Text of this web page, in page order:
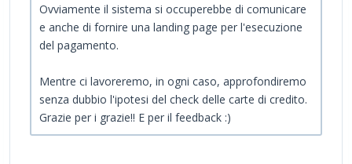
Ovviamente il sistema si occuperebbe di comunicare
e anche di fornire una landing page per l'esecuzione
del pagamento.
Mentre ci lavoreremo, in ogni caso, approfondiremo
senza dubbio l'ipotesi del check delle carte di credito.
Grazie per i grazie!! E per il feedback :)